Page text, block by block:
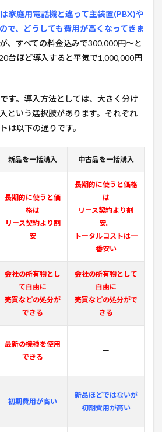
家庭用電話機と違って主装置(PBX)や
で、どうしても費用が高くなってきま
、すべての料金込みで300,000円〜と
台ほど導入すると平気で1,000,000円
す。 導入方法としては、大きく分け
という選択肢があります。それぞれ
は以下の通りです。
新品を一括購入 中古品を一括購入
長期的に使うと価
格は
リース契約より割
安
長期的に使うと価格
は
リース契約より割
安。
トータルコストは一
番安い
会社の所有物とし
て自由に
売買などの処分が
できる
会社の所有物として
自由に
売買などの処分がで
きる
最新の機種を使用
できる
ー
初期費用が高い
新品ほどではないが
初期費用が高い